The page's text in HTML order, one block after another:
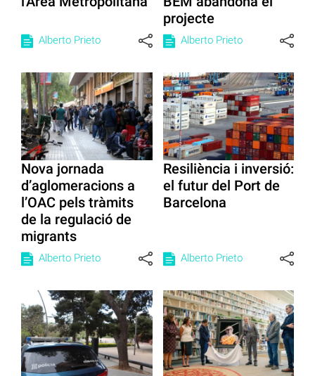
Alberto Prieto
projecte
Alberto Prieto
Nova jornada
d’aglomeracions a
l’OAC pels tràmits
de la regulació de
migrants
Alberto Prieto
Resiliència i inversió:
el futur del Port de
Barcelona
Alberto Prieto